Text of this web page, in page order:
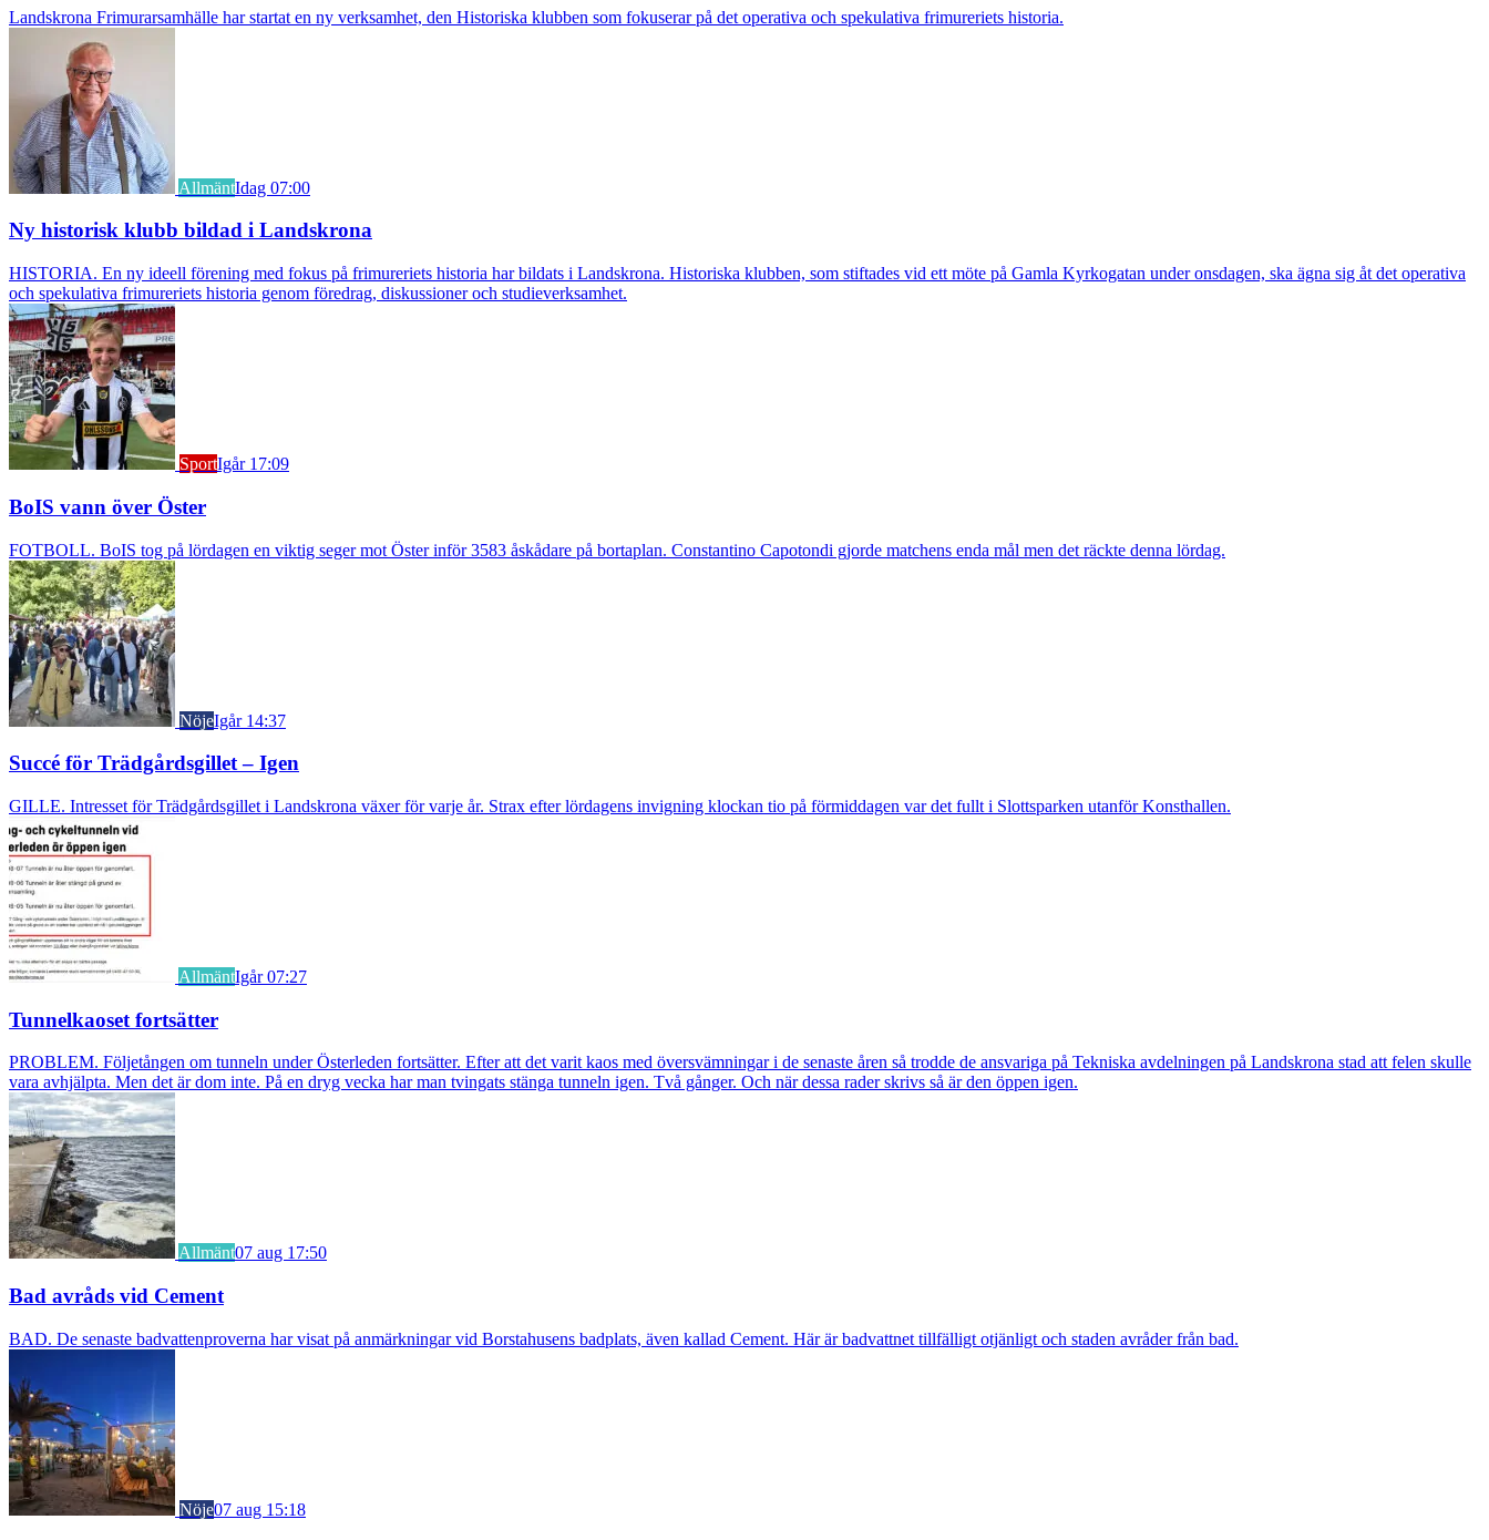
Landskrona Frimurarsamhälle har startat en ny verksamhet, den Historiska klubben som fokuserar på det operativa och spekulativa frimureriets historia.
AllmäntIdag 07:00
Ny historisk klubb bildad i Landskrona
HISTORIA. En ny ideell förening med fokus på frimureriets historia har bildats i Landskrona. Historiska klubben, som stiftades vid ett möte på Gamla Kyrkogatan under onsdagen, ska ägna sig åt det operativa
och spekulativa frimureriets historia genom föredrag, diskussioner och studieverksamhet.
SportIgår 17:09
BoIS vann över Öster
FOTBOLL. BoIS tog på lördagen en viktig seger mot Öster inför 3583 åskådare på bortaplan. Constantino Capotondi gjorde matchens enda mål men det räckte denna lördag.
NöjeIgår 14:37
Succé för Trädgårdsgillet – Igen
GILLE. Intresset för Trädgårdsgillet i Landskrona växer för varje år. Strax efter lördagens invigning klockan tio på förmiddagen var det fullt i Slottsparken utanför Konsthallen.
AllmäntIgår 07:27
Tunnelkaoset fortsätter
PROBLEM. Följetången om tunneln under Österleden fortsätter. Efter att det varit kaos med översvämningar i de senaste åren så trodde de ansvariga på Tekniska avdelningen på Landskrona stad att felen skulle
vara avhjälpta. Men det är dom inte. På en dryg vecka har man tvingats stänga tunneln igen. Två gånger. Och när dessa rader skrivs så är den öppen igen.
Allmänt07 aug 17:50
Bad avråds vid Cement
BAD. De senaste badvattenproverna har visat på anmärkningar vid Borstahusens badplats, även kallad Cement. Här är badvattnet tillfälligt otjänligt och staden avråder från bad.
Nöje07 aug 15:18